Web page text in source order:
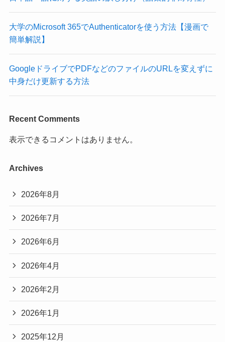
大学のMicrosoft 365でAuthenticatorを使う方法【漫画で
簡単解説】
GoogleドライブでPDFなどのファイルのURLを変えずに
中身だけ更新する方法
Recent Comments
表示できるコメントはありません。
Archives
2026年8月
2026年7月
2026年6月
2026年4月
2026年2月
2026年1月
2025年12月